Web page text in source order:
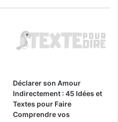
Déclarer son Amour
Indirectement : 45 Idées et
Textes pour Faire
Comprendre vos